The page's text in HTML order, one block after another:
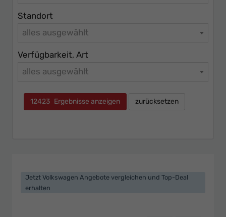
Standort
alles ausgewählt
Verfügbarkeit, Art
alles ausgewählt
12423 Ergebnisse anzeigen zurücksetzen
Jetzt Volkswagen Angebote vergleichen und Top-Deal
erhalten